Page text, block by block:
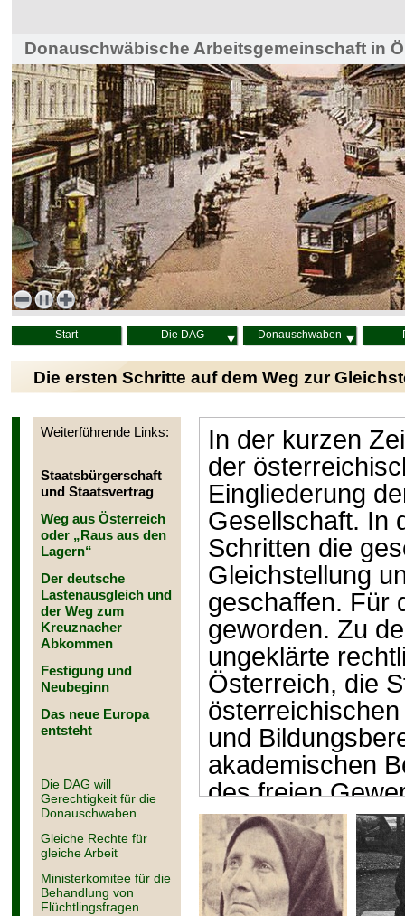
Haus der Heimat, Wien
Donauschwäbische Arbeitsgemeinschaft in
Start Die DAG Donauschwaben
Die ersten Schritte auf dem Weg zur
In der kurzen
der
Eingliederung
Gesellschaft. In
Schritten die
Gleichstellung
geschaffen. Für
geworden. Zu
ungeklärte
Österreich, die
und
akademischen
des freien
Baracken. 1952
volksdeutschen
präsentierte bei
Salzburg ihrer
Weiterführende Links:
Staatsbürgerschaft
und Staatsvertrag
Weg aus Österreich
oder „Raus aus den
Lagern“
Der deutsche
Lastenausgleich und
der Weg zum
Kreuznacher
Abkommen
Festigung und
Neubeginn
Das neue Europa
entsteht
Die DAG will
Gerechtigkeit für die
Donauschwaben
Gleiche Rechte für
gleiche Arbeit
Ministerkomitee für die
Behandlung von
Flüchtlingsfragen